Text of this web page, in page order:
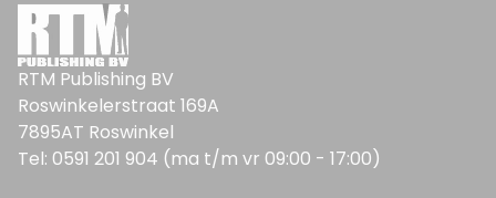
RTM Publishing BV
Roswinkelerstraat 169A
7895AT Roswinkel
Tel: 0591 201 904 (ma t/m vr 09:00 - 17:00)